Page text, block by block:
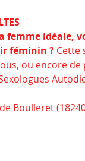
femme idéale,
féminin ? Cette
ou encore
Boulleret